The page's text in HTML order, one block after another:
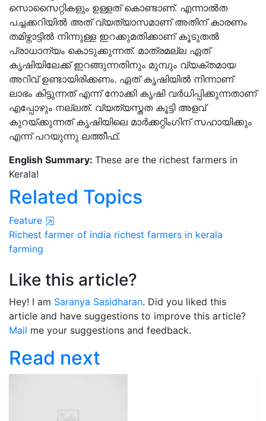
സൊസൈറ്റികളും ഉള്ളത് കൊണ്ടാണ്. എന്നാൽത
പച്ചക്കറിയിൽ അത് വ്യത്യാസമാണ് അതിന് കാരണം
തമിഴ്നാട്ടിൽ നിന്നുള്ള ഇറക്കുമതിക്കാണ് കൂടുതൽ
പ്രാധാന്യം കൊടുക്കുന്നത്. മാത്രമല്ല ഏത്
കൃഷിയിലേക്ക് ഇറങ്ങുന്നതിനും മുമ്പും വ്യക്തമായ
അറിവ് ഉണ്ടായിരിക്കണം. ഏത് കൃഷിയിൽ നിന്നാണ്
ലാഭം കിട്ടുന്നത് എന്ന് നോക്കി കൃഷി വർധിപ്പിക്കുന്നതാണ്
എപ്പോഴും നല്ലത്. വ്യത്യസ്തത കൂട്ടി അളവ്
കുറയ്ക്കുന്നത് കൃഷിയിലെ മാർക്കറ്റിംഗിന് സഹായിക്കും
എന്ന് പറയുന്നു ലത്തീഫ്.
English Summary: These are the richest farmers in
Kerala!
Related Topics
Feature
Richest farmer of india richest farmers in kerala
farming
Like this article?
Hey! I am Saranya Sasidharan. Did you liked this
article and have suggestions to improve this article?
Mail me your suggestions and feedback.
Read next